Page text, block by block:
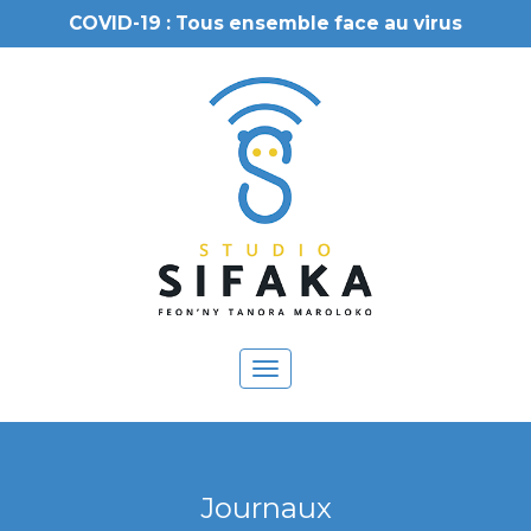
COVID-19 : Tous ensemble face au virus
Toggle
navigation
Journaux